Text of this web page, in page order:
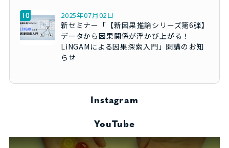
2025年07月02日
新セミナー「【新因果推論シリーズ第6弾】
データから因果関係が浮かび上がる！
LiNGAMによる因果探索入門」開講のお知
らせ
Instagram
YouTube